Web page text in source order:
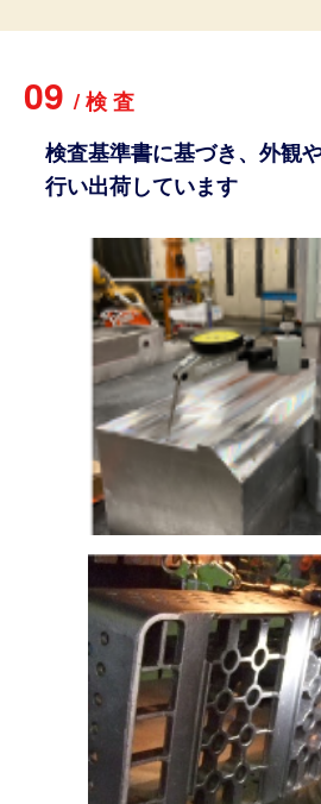
09 /検査
検査基準書に基づき、外観
行い出荷しています